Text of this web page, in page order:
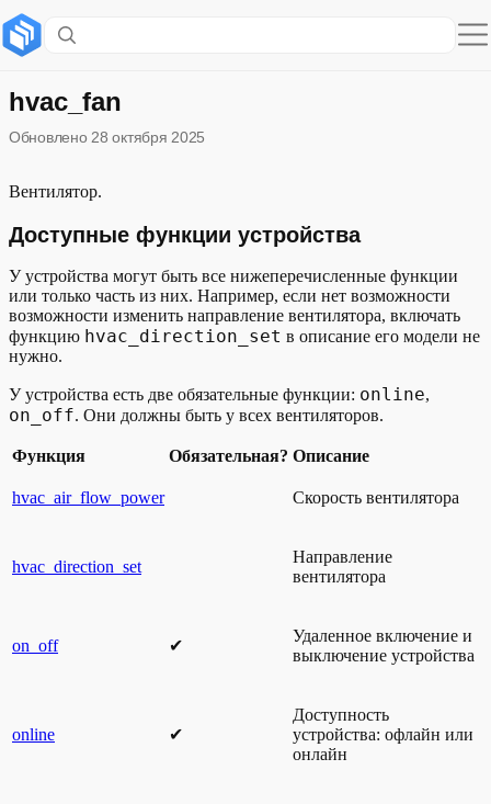
Доступные функции устройства
Пример описания модели вентилятора
Пример описания вентилятора пользователя
hvac_fan
Обновлено 28 октября 2025
Вентилятор.
Доступные функции устройства
У устройства могут быть все нижеперечисленные функции
или только часть из них. Например, если нет возможности
возможности изменить направление вентилятора, включать
функцию hvac_direction_set в описание его модели не
нужно.
У устройства есть две обязательные функции: online,
on_off. Они должны быть у всех вентиляторов.
Функция Обязательная? Описание
hvac_air_flow_power Скорость вентилятора
hvac_direction_set
Направление
вентилятора
on_off ✔︎
Удаленное включение и
выключение устройства
online ✔︎
Доступность
устройства: офлайн или
онлайн